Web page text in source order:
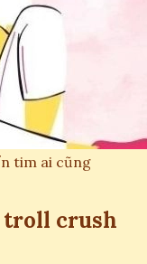
tim ai cũng
troll crush